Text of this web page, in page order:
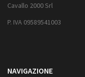
Cavallo 2000 Srl
P. IVA 09589541003
NAVIGAZIONE